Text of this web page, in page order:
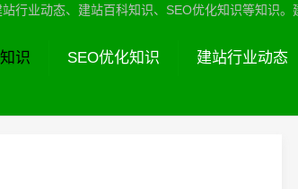
行业动态、建站百科知识、SEO优化知识等知识
识 SEO优化知识 建站行业动态